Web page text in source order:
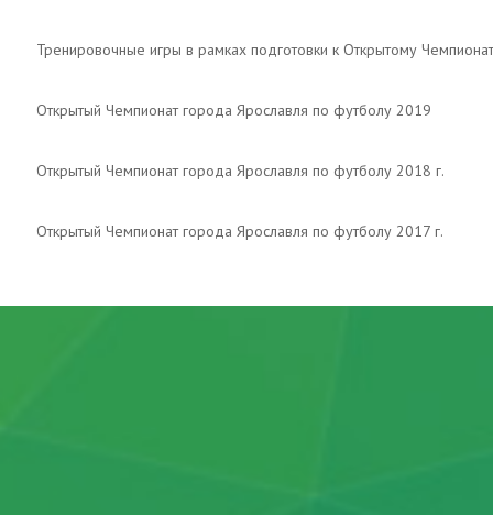
Тренировочные игры в рамках подготовки к Открытому
Открытый Чемпионат города Ярославля по футболу 2019
Открытый Чемпионат города Ярославля по футболу 2018 г.
Открытый Чемпионат города Ярославля по футболу 2017 г.